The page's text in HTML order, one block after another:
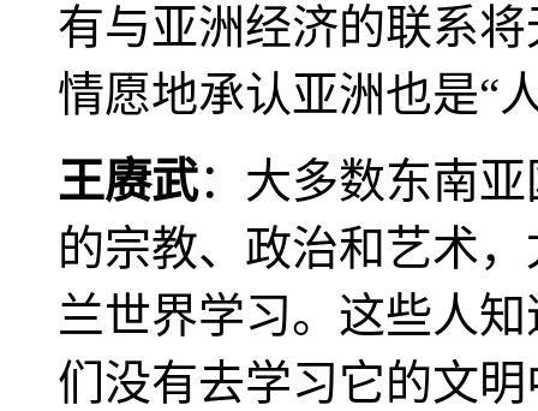
有与亚洲经济的联系
情愿地承认亚洲也是“
王赓武：大多数东南
的宗教、政治和艺术
兰世界学习。这些人
们没有去学习它的文